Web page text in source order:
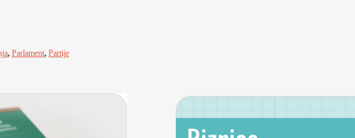
, Parlament, Partije